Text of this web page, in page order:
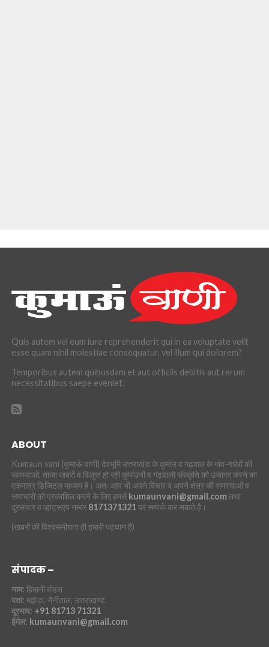
Quis autem vel eum iure reprehenderit qui in ea voluptate velit
esse quam nihil molestiae consequatur, vel illum qui dolorem?
Temporibus autem quibusdam et aut officiis debitis aut rerum
necessitatibus saepe eveniet.
ABOUT
Kumaun vani (कुमाऊं वाणी) देवभूमि उत्तराखंड के कुमांउ व गढ़वाल के गांव-गधेरों की
समस्याओ, ताजा खबरों व विलुप्त हो रही कुमांउनी व गढ़वाली संस्कृति को उजागर करने का
एकमात्र डिजिटल माध्यम है। अतः आप भी अपने विचार व अपने क्षेत्र की समस्याओं व
समाचारों को प्रकाशित करने के लिए हमसे kumaunvani@gmail.com तथा
दूरसंचार व व्हाट्सएप नम्बर 8171371321पर सम्पर्क कर सकते है।
(खबरों की विश्वसनीयता ही हमारी पहचान है)
संपादक –
नाम: हिमानी बोहरा
पता: मझेड़ा, नैनीताल, उत्तराखण्ड
दूरभाष: +91 81713 71321
ईमेल: kumaunvani@gmail.com